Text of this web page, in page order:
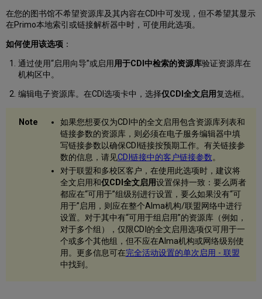
CDI
中
显
示
可
用？
滤
在您的图书馆不希望资源库及其内容在CDI中可发现，但不希望其显示
在Primo本地索引或链接解析器中时，可使用此选项。
如何使用该选项 ：
通过使用“启用向导”或启用 用于CDI中检索的资源库验证资源库在
机构区中。
编辑电子资源库。在CDI选项卡中，选择仅CDI全文启用复选框。
如果您想要仅为CDI中的全文启用包含资源库列表和
链接参数的资源库，则必须在电子服务编辑器中填
写链接参数以确保CDI链接按预期工作。有关链接参
数的信息，请见CDI链接中的客户链接参数。
对于联盟和多校区客户，在使用此选项时，建议将
全文启用和仅CDI全文启用设置保持一致：要么两者
都应在“可用于”组级别进行设置，要么如果没有“可
用于”启用，则应在整个Alma机构/联盟网络中进行
设置。对于其中有“可用于组启用”的资源库（例如，
对于多个组），仅限CDI的全文启用选项仅可用于一
个或多个其他组，但不应在Alma机构或网络级别使
用。更多信息可在完全活动设置的单次启用 - 联盟
中找到。